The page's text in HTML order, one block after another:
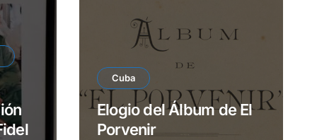
e
Cuba
Elogio del Álbum de El
Porvenir